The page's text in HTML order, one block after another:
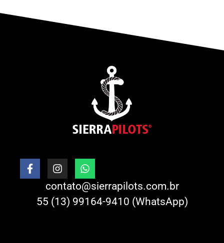
contato@sierrapilots.com.br
55 (13) 99164-9410 (WhatsApp)